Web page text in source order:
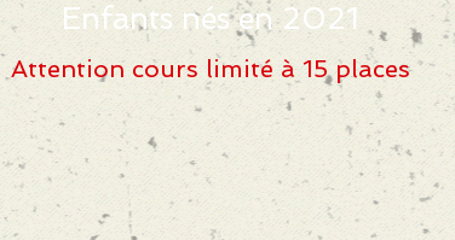
Enfants nés en 2021
Attention cours limité à 15 places